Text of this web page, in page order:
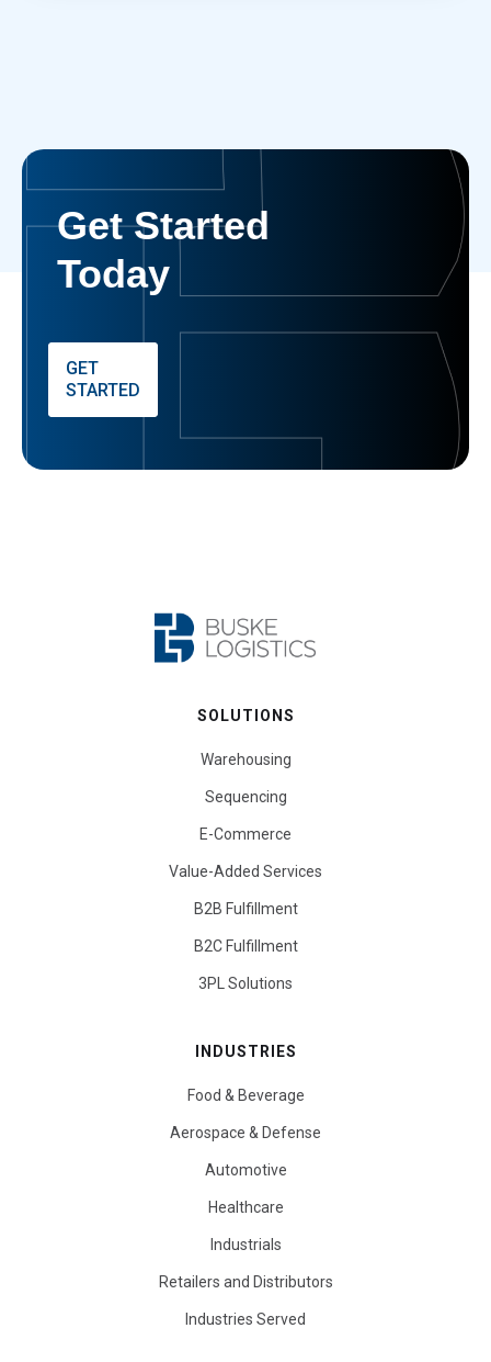
Get Started
Today
GET
STARTED
SOLUTIONS
Warehousing
Sequencing
E-Commerce
Value-Added Services
B2B Fulfillment
B2C Fulfillment
3PL Solutions
INDUSTRIES
Food & Beverage
Aerospace & Defense
Automotive
Healthcare
Industrials
Retailers and Distributors
Industries Served